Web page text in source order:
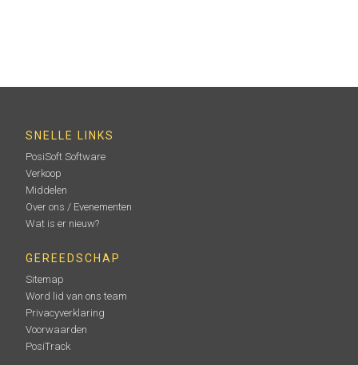
SNELLE LINKS
PosiSoft Software
Verkoop
Middelen
Over ons / Evenementen
Wat is er nieuw?
GEREEDSCHAP
Sitemap
Word lid van ons team
Privacyverklaring
Voorwaarden
PosiTrack